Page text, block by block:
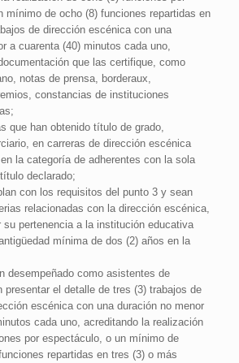
mínimo de ocho (8) funciones repartidas en
de dirección escénica con una
a cuarenta (40) minutos cada uno,
que las certifique, como
notas de prensa, borderaux,
constancias de instituciones
que han obtenido título de grado,
en carreras de dirección escénica
la categoría de adherentes con la sola
declarado;
con los requisitos del punto 3 y sean
relacionadas con la dirección escénica,
su pertenencia a la institución educativa
mínima de dos (2) años en la
desempeñado como asistentes de
presentar el detalle de tres (3) trabajos de
escénica con una duración no menor
cada uno, acreditando la realización
por espectáculo, o un mínimo de
repartidas en tres (3) o más